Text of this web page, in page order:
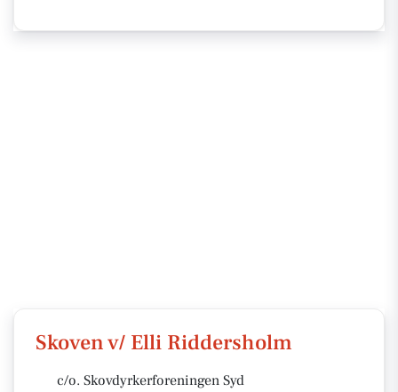
Skoven v/ Elli Riddersholm
c/o. Skovdyrkerforeningen Syd